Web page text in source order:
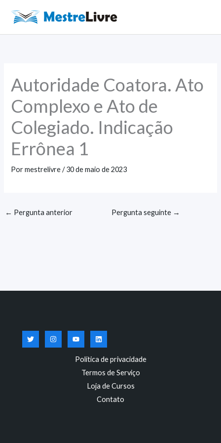
para
o
Autoridade Coatora. Ato
Complexo e Ato de
Colegiado. Indicação
Errônea 1
Pormestrelivre/30 de maio de 2023
← Pergunta anterior Pergunta seguinte →
Política de privacidade
Termos de Serviço
Loja de Cursos
Contato